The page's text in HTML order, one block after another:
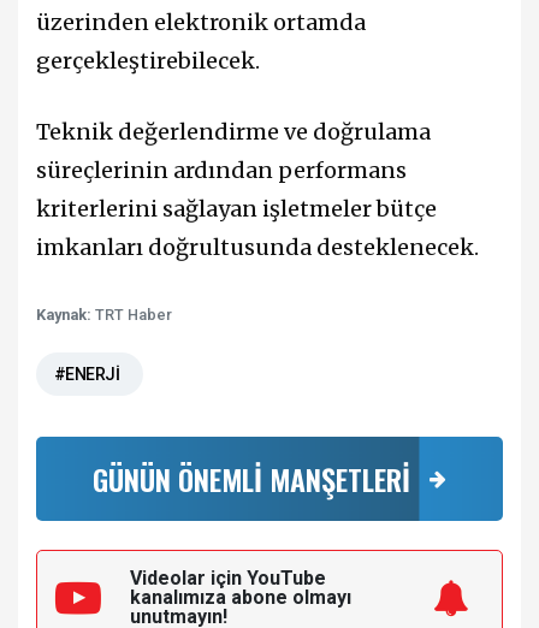
üzerinden elektronik ortamda
gerçekleştirebilecek.
Teknik değerlendirme ve doğrulama
süreçlerinin ardından performans
kriterlerini sağlayan işletmeler bütçe
imkanları doğrultusunda desteklenecek.
Kaynak: TRT Haber
#ENERJİ
GÜNÜN ÖNEMLİ MANŞETLERİ
Videolar için YouTube
kanalımıza abone olmayı
unutmayın!